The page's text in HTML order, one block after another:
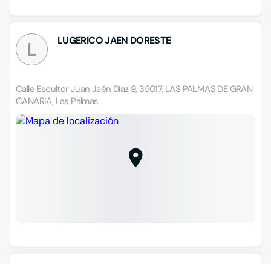
L LUGERICO JAEN DORESTE
Calle Escultor Juan Jaén Díaz 9, 35017, LAS PALMAS DE GRAN
CANARIA, Las Palmas